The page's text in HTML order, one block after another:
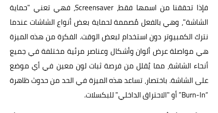
فإذا تحققنا من اسمها فقط، Screensaver، فهي تعني "حماية
الشاشة"، وهي بالفعل مُصممة لحماية بعض أنواع الشاشات عندما
نترك الكمبيوتر دون استخدام لبعض الوقت. الفكرة من هذه الميزة
هي مواصلة عرض ألوان وأشكال وعناصر مرئية مختلفة في جميع
أنحاء الشاشة، مما يُقلل من فرصة ثبات لون معين في أي موضع
على الشاشة. باختصار، تساعد هذه الميزة في الحد من حدوث ظاهرة
“Burn-In” أو "الاحتراق الداخلي" للبكسلات.